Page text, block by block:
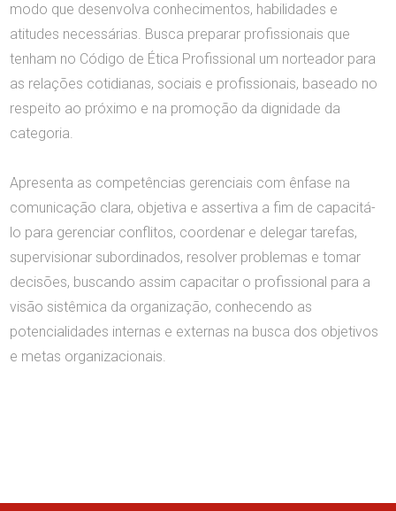
modo que desenvolva conhecimentos, habilidades e
atitudes necessárias. Busca preparar profissionais que
tenham no Código de Ética Profissional um norteador para
as relações cotidianas, sociais e profissionais, baseado no
respeito ao próximo e na promoção da dignidade da
categoria.
Apresenta as competências gerenciais com ênfase na
comunicação clara, objetiva e assertiva a fim de capacitá-
lo para gerenciar conflitos, coordenar e delegar tarefas,
supervisionar subordinados, resolver problemas e tomar
decisões, buscando assim capacitar o profissional para a
visão sistêmica da organização, conhecendo as
potencialidades internas e externas na busca dos objetivos
e metas organizacionais.